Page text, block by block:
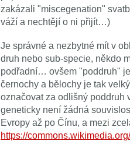
zakázali "miscegenation"
váží a nechtějí o ni přijít…)
Je správné a nezbytné mít v
druh nebo sub-specie, někdo
podřadní… ovšem "poddruh"
černochy a bělochy je tak
označovat za odlišný
geneticky není žádná
Evropy až po Čínu, a mezi
https://